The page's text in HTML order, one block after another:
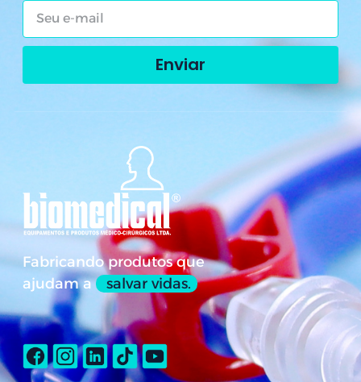
Enviar
Fabricando produtos que
ajudam a salvar vidas.